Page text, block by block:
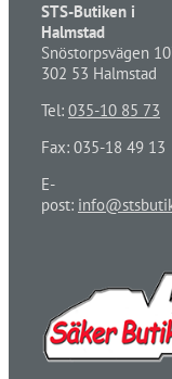
STS-Butiken i
Halmstad
Snöstorpsvägen
302 53 Halmstad
Tel: 035-10 85 73
Fax: 035-18 49 13
E-
post: